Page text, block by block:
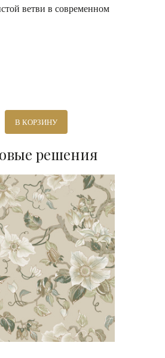
ветви в современном
В КОРЗИНУ
решения